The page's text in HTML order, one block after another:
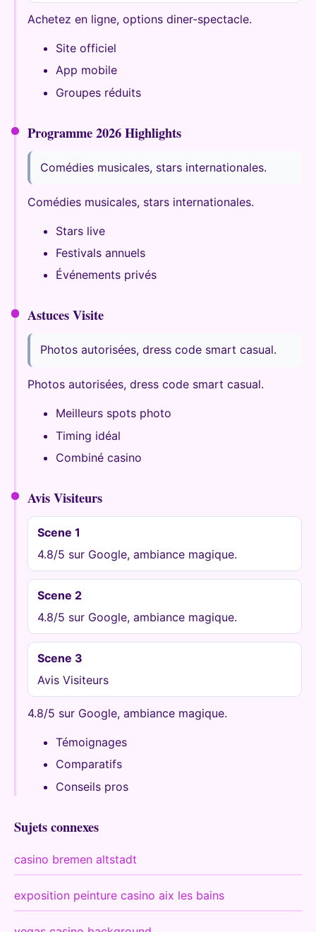
Achetez en ligne, options diner-spectacle.
Site officiel
App mobile
Groupes réduits
Programme 2026 Highlights
Comédies musicales, stars internationales.
Comédies musicales, stars internationales.
Stars live
Festivals annuels
Événements privés
Astuces Visite
Photos autorisées, dress code smart casual.
Photos autorisées, dress code smart casual.
Meilleurs spots photo
Timing idéal
Combiné casino
Avis Visiteurs
Scene 1
4.8/5 sur Google, ambiance magique.
Scene 2
4.8/5 sur Google, ambiance magique.
Scene 3
Avis Visiteurs
4.8/5 sur Google, ambiance magique.
Témoignages
Comparatifs
Conseils pros
Sujets connexes
casino bremen altstadt
exposition peinture casino aix les bains